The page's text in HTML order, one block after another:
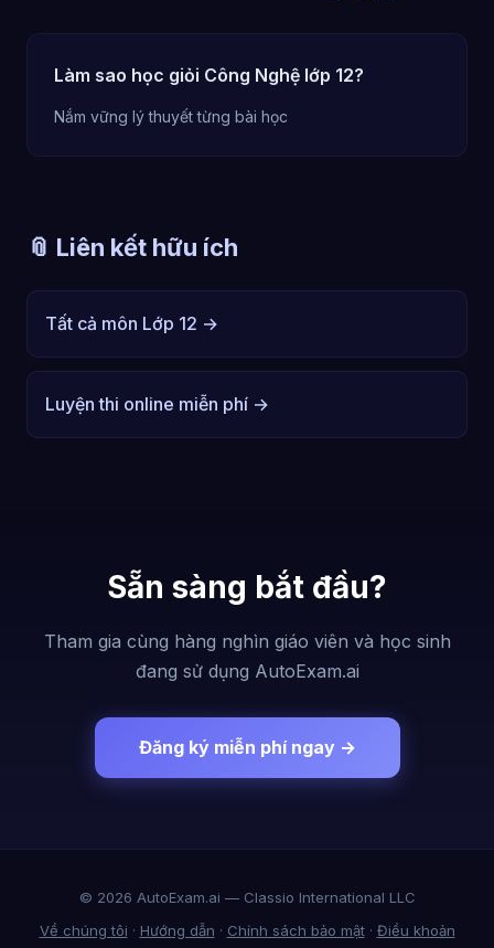
Làm sao học giỏi Công Nghệ lớp 12?
Nắm vững lý thuyết từng bài học
📎 Liên kết hữu ích
Tất cả môn Lớp 12 →
Luyện thi online miễn phí →
Sẵn sàng bắt đầu?
Tham gia cùng hàng nghìn giáo viên và học sinh
đang sử dụng AutoExam.ai
Đăng ký miễn phí ngay →
© 2026 AutoExam.ai — Classio International LLC
Về chúng tôi · Hướng dẫn · Chính sách bảo mật· Điều khoản